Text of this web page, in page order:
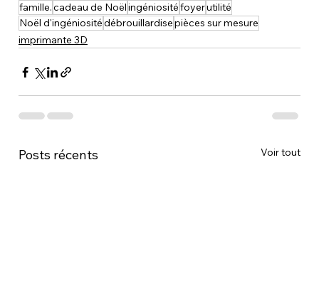
famille.cadeau de Noëlingéniositéfoyerutilité
Noël d'ingéniositédébrouillardisepièces sur mesure
imprimante 3D
Posts récents Voir tout